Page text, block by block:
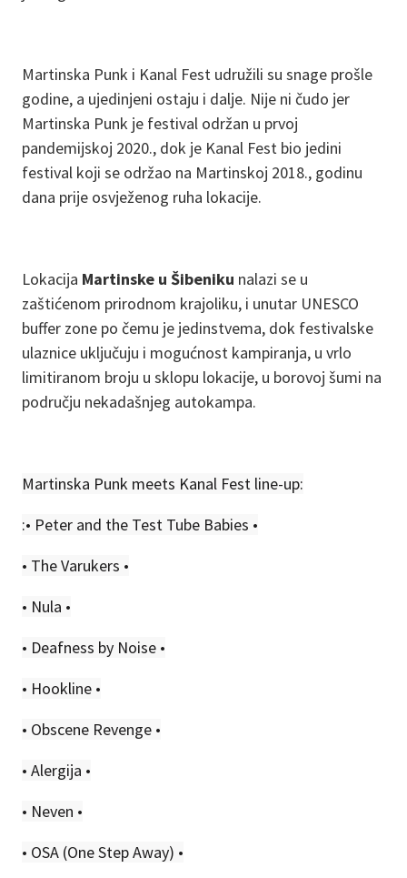
Martinska Punk i Kanal Fest udružili su snage prošle
godine, a ujedinjeni ostaju i dalje. Nije ni čudo jer
Martinska Punk je festival održan u prvoj
pandemijskoj 2020., dok je Kanal Fest bio jedini
festival koji se održao na Martinskoj 2018., godinu
dana prije osvježenog ruha lokacije.
Lokacija Martinske u Šibeniku nalazi se u
zaštićenom prirodnom krajoliku, i unutar UNESCO
buffer zone po čemu je jedinstvema, dok festivalske
ulaznice uključuju i mogućnost kampiranja, u vrlo
limitiranom broju u sklopu lokacije, u borovoj šumi na
području nekadašnjeg autokampa.
Martinska Punk meets Kanal Fest line-up:
:• Peter and the Test Tube Babies •
• The Varukers •
• Nula •
• Deafness by Noise •
• Hookline •
• Obscene Revenge •
• Alergija •
• Neven •
• OSA (One Step Away) •